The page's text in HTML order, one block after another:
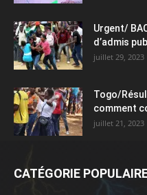
Urgent/
d’admis
juillet 29, 2023
Togo/
comment
juillet 21, 2023
CATÉGORIE